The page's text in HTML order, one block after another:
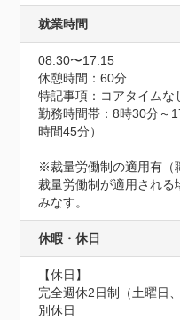
就業時間
08:30〜17:15
休憩時間：60分
特記事項：コアタイム
勤務時間帯：8時30分～
時間45分）
※裁量労働制の適用有（
裁量労働制が適用される
みなす。
休暇・休日
【休日】
完全週休2日制（土曜日
別休日